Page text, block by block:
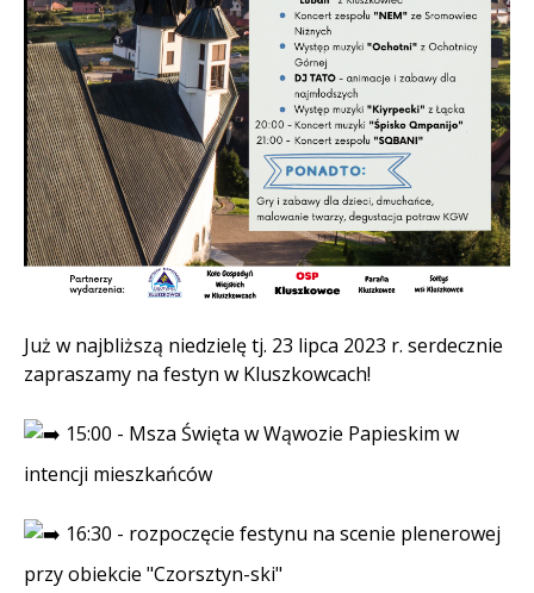
Treść
Już w najbliższą niedzielę tj. 23 lipca 2023 r. serdecznie
zapraszamy na festyn w Kluszkowcach!
15:00 - Msza Święta w Wąwozie Papieskim w
intencji mieszkańców
16:30 - rozpoczęcie festynu na scenie plenerowej
przy obiekcie "Czorsztyn-ski"